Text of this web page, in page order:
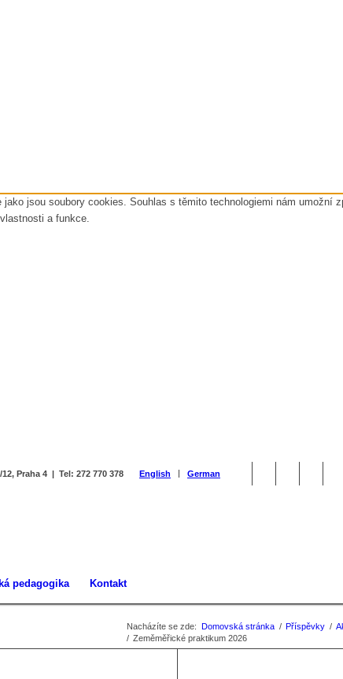
jsou soubory cookies. Souhlas s těmito technologiemi nám umožní
a funkce.
English German
Praha 4 | Tel: 272 770 378
pedagogika Kontakt
Nacházíte se zde: Domovská stránka / Příspěvky /
/ Zeměměřické praktikum 2026